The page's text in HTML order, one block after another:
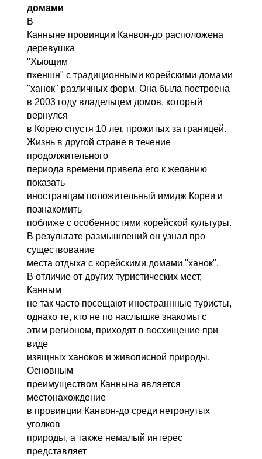
домами
В
Канныне провинции Канвон-до расположена
деревушка
"Хьющим
пхеншн" с традиционными корейскими домами
"ханок" различных форм. Она была построена
в 2003 году владельцем домов, который
вернулся
в Корею спустя 10 лет, прожитых за границей.
Жизнь в другой стране в течение
продолжительного
периода времени привела его к желанию
показать
иностранцам положительный имидж Кореи и
познакомить
поближе с особенностями корейской культуры.
В результате размышлений он узнал про
существование
места отдыха с корейскими домами "ханок".
В отличие от других туристических мест,
Канным
не так часто посещают иностраннные туристы,
однако те, кто не по наслышке знакомы с
этим регионом, приходят в восхищение при
виде
изящных ханоков и живописной природы.
Основным
преимуществом Каннына является
местонахождение
в провинции Канвон-до среди нетронутых
уголков
природы, а также немалый интерес
представляет